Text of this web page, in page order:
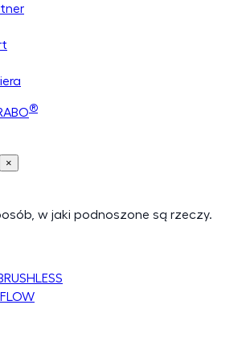
®
×
w jaki podnoszone są rzeczy.